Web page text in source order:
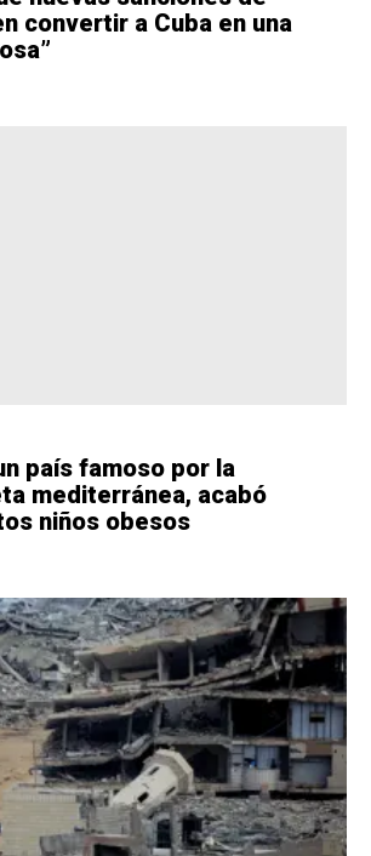
convertir a Cuba en una
país famoso por la
mediterránea, acabó
niños obesos